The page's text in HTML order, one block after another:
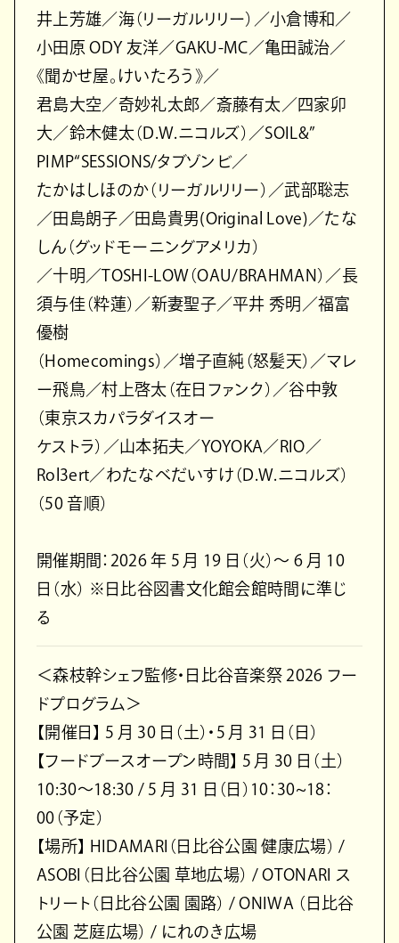
井上芳雄／海（リーガルリリー）／小倉博和／
小田原 ODY 友洋／GAKU-MC／亀田誠治／
《聞かせ屋。けいたろう》／
君島大空／奇妙礼太郎／斎藤有太／四家卯
大／鈴木健太（D.W.ニコルズ）／SOIL&”
PIMP“SESSIONS/タブゾンビ／
たかはしほのか（リーガルリリー）／武部聡志
／田島朗子／田島貴男(Original Love)／たな
しん（グッドモーニングアメリカ）
／十明／TOSHI-LOW（OAU/BRAHMAN）／長
須与佳（粋蓮）／新妻聖子／平井 秀明／福富
優樹
（Homecomings）／増子直純（怒髪天）／マレ
ー飛鳥／村上啓太（在日ファンク）／谷中敦
（東京スカパラダイスオー
ケストラ）／山本拓夫／YOYOKA／RIO／
Rol3ert／わたなべだいすけ（D.W.ニコルズ）
（50 音順）
開催期間：2026 年 5 月 19 日（火）〜 6 月 10
日（水） ※日比谷図書文化館会館時間に準じ
る
＜森枝幹シェフ監修・日比谷音楽祭 2026 フー
ドプログラム＞
【開催日】 5 月 30 日（土）・5 月 31 日（日）
【フードブースオープン時間】 5 月 30 日（土）
10:30〜18:30 / 5 月 31 日（日）10：30~18：
00（予定）
【場所】 HIDAMARI（日比谷公園 健康広場） /
ASOBI（日比谷公園 草地広場） / OTONARI ス
トリート（日比谷公園 園路） / ONIWA （日比谷
公園 芝庭広場） / にれのき広場